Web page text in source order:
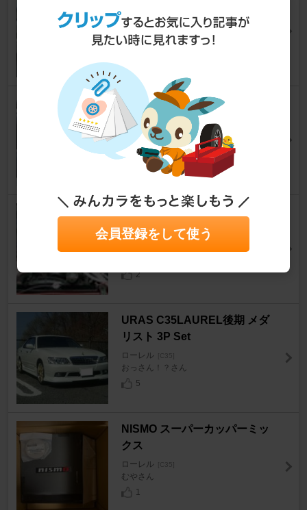
ローレル
四枚さん
2
SUMICO / 住鉱潤滑剤 ディスク
鳴き止め剤
ローレル [C35]
あきらっちょ ちぇけらっちょ( ´艸｀)さん
RB25改26仕様 RB26ｸﾗﾝｸ&ｺﾝﾛ
ｯﾄﾞ&Φ87N1ﾋﾟｽﾄﾝ 2627cc
2
URAS C35LAUREL後期 メダ
リスト 3P Set
ローレル [C35]
おっさん！？さん
5
NISMO スーパーカッパーミッ
クス
ローレル [C35]
むやさん
1
会員登録をして使う